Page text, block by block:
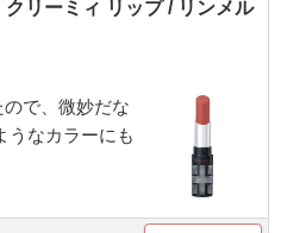
リーミィ リップ / リンメル
で、微妙だな
うなカラーにも